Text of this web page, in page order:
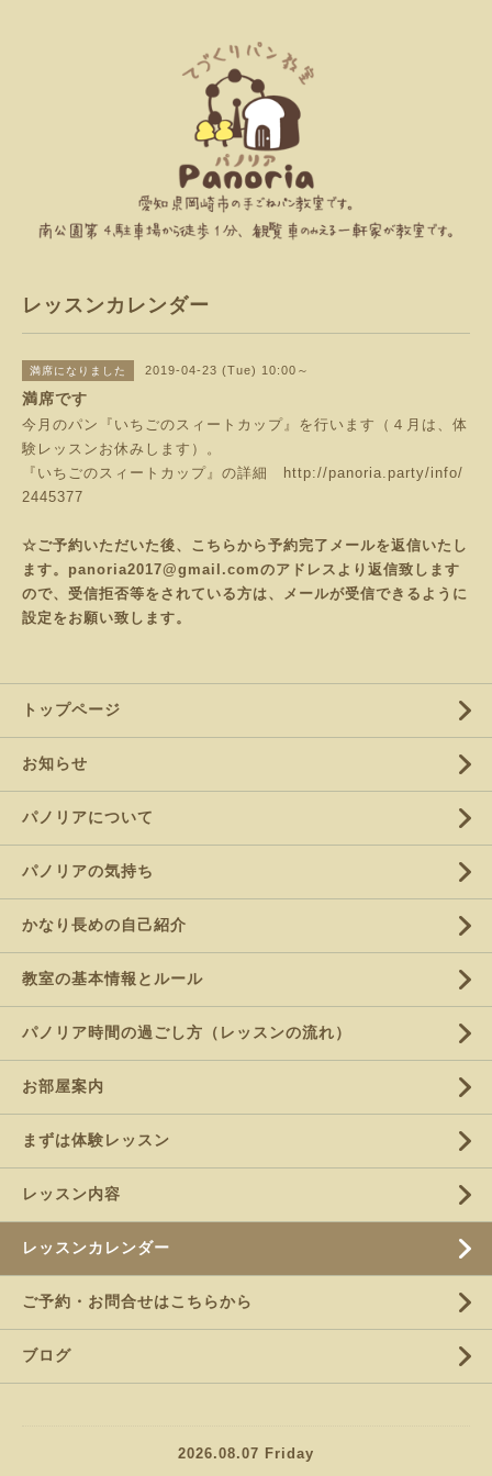
レッスンカレンダー
満席になりました 2019-04-23 (Tue) 10:00～
満席です
今月のパン『いちごのスィートカップ』を行います（４月は、体
験レッスンお休みします）。
『いちごのスィートカップ』の詳細
http://panoria.party/info/
2445377
☆ご予約いただいた後、こちらから予約完了メールを返信いたし
ます。panoria2017@gmail.comのアドレスより返信致します
ので、受信拒否等をされている方は、メールが受信できるように
設定をお願い致します。
トップページ
お知らせ
パノリアについて
パノリアの気持ち
かなり長めの自己紹介
教室の基本情報とルール
パノリア時間の過ごし方（レッスンの流れ）
お部屋案内
まずは体験レッスン
レッスン内容
レッスンカレンダー
ご予約・お問合せはこちらから
ブログ
2026.08.07 Friday